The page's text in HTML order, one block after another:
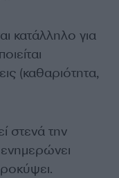
κατάλληλο για
(καθαριότητα,
στενά την